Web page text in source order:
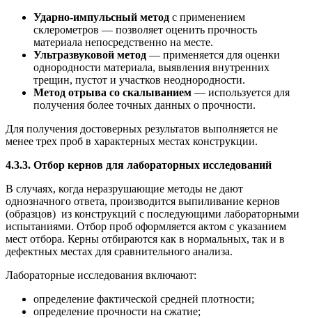
Ударно-импульсный метод с применением
склерометров — позволяет оценить прочность
материала непосредственно на месте.
Ультразвуковой метод — применяется для оценки
однородности материала, выявления внутренних
трещин, пустот и участков неоднородности.
Метод отрыва со скалыванием — используется для
получения более точных данных о прочности.
Для получения достоверных результатов выполняется не
менее трех проб в характерных местах конструкции.
4.3.3. Отбор кернов для лабораторных исследований
В случаях, когда неразрушающие методы не дают
однозначного ответа, производится выпиливание кернов
(образцов) из конструкций с последующими лабораторными
испытаниями. Отбор проб оформляется актом с указанием
мест отбора. Керны отбираются как в нормальных, так и в
дефектных местах для сравнительного анализа.
Лабораторные исследования включают:
определение фактической средней плотности;
определение прочности на сжатие;